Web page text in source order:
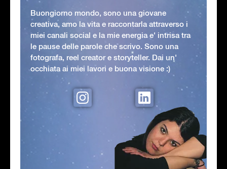
Buongiorno mondo, sono una giovane
creativa, amo la vita e raccontarla attraverso i
miei canali social e la mie energia e' intrisa tra
le pause delle parole che scrivo. Sono una
fotografa, reel creator e storyteller. Dai un'
occhiata ai miei lavori e buona visione :)